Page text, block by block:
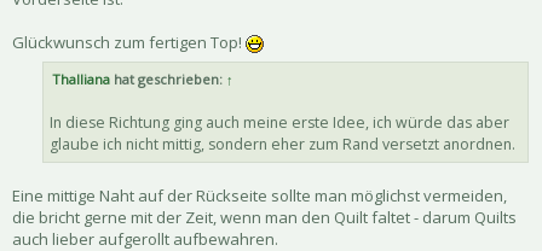
Glückwunsch zum fertigen Top!
Thalliana hat geschrieben: ↑
In diese Richtung ging auch meine erste Idee, ich würde das aber
glaube ich nicht mittig, sondern eher zum Rand versetzt anordnen.
Eine mittige Naht auf der Rückseite sollte man möglichst vermeiden,
die bricht gerne mit der Zeit, wenn man den Quilt faltet - darum Quilts
auch lieber aufgerollt aufbewahren.